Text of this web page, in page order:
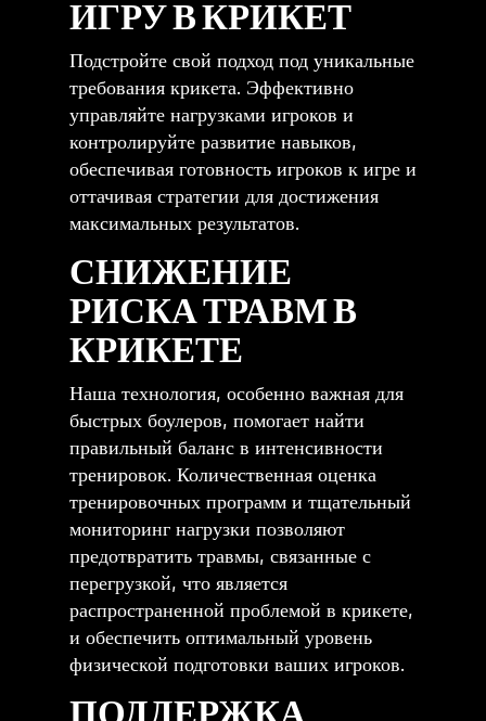
ИГРУ В КРИКЕТ
Подстройте свой подход под уникальные
требования крикета. Эффективно
управляйте нагрузками игроков и
контролируйте развитие навыков,
обеспечивая готовность игроков к игре и
оттачивая стратегии для достижения
максимальных результатов.
СНИЖЕНИЕ
РИСКА ТРАВМ В
КРИКЕТЕ
Наша технология, особенно важная для
быстрых боулеров, помогает найти
правильный баланс в интенсивности
тренировок. Количественная оценка
тренировочных программ и тщательный
мониторинг нагрузки позволяют
предотвратить травмы, связанные с
перегрузкой, что является
распространенной проблемой в крикете,
и обеспечить оптимальный уровень
физической подготовки ваших игроков.